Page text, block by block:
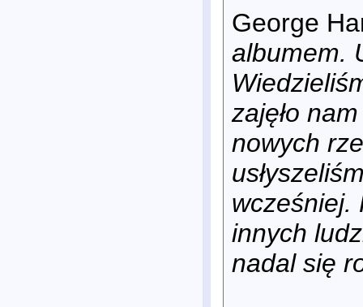
George
albumem.
zajęło
nowych
wcześniej.
innych
nadal się